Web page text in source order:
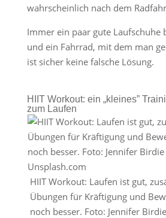
wahrscheinlich nach dem
Immer ein paar gute Laufschuhe
und ein Fahrrad, mit dem man
ist sicher keine falsche Lösung.
HIIT Workout: ein „kleines”
zum Laufen
HIIT Workout: Laufen ist gut,
Übungen für Kräftigung und
noch besser. Foto: Jennifer